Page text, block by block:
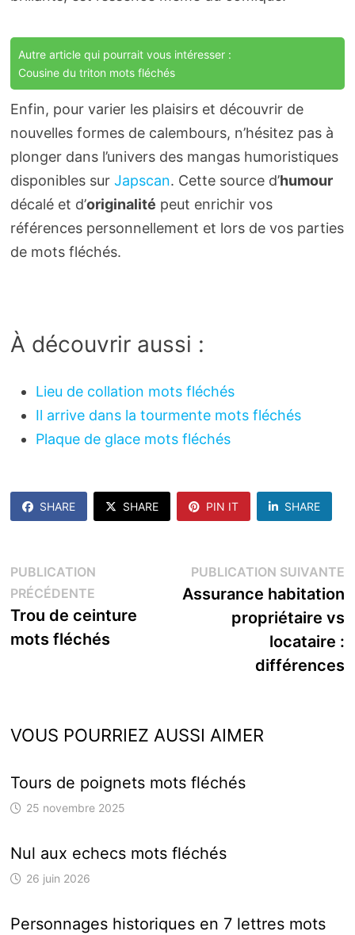
Autre article qui pourrait vous intéresser :
Cousine du triton mots fléchés
Enfin, pour varier les plaisirs et découvrir de
nouvelles formes de calembours, n’hésitez pas à
plonger dans l’univers des mangas humoristiques
disponibles sur Japscan. Cette source d’humour
décalé et d’originalité peut enrichir vos
références personnellement et lors de vos parties
de mots fléchés.
À découvrir aussi :
Lieu de collation mots fléchés
Il arrive dans la tourmente mots fléchés
Plaque de glace mots fléchés
SHARE SHARE PIN IT SHARE
Navigation
de
l’article
PUBLICATION
PRÉCÉDENTEPublication
précédente :
Trou de ceinture
mots fléchés
PUBLICATION SUIVANTE
Assurance habitation
propriétaire vs
locataire :
différences
VOUS POURRIEZ AUSSI AIMER
Tours de poignets mots fléchés
25 novembre 2025
Nul aux echecs mots fléchés
26 juin 2026
Personnages historiques en 7 lettres mots